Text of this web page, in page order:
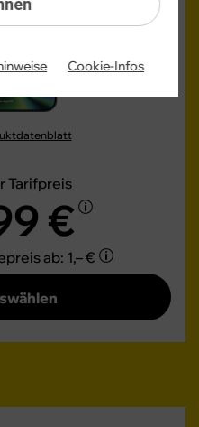
Tarifpreis
€
ab: 1,– €
Cookie-Infos